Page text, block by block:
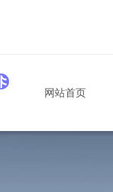
网站首页